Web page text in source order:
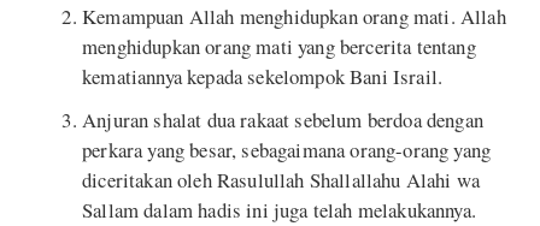
Kemampuan Allah menghidupkan orang mati. Allah
menghidupkan orang mati yang bercerita tentang
kematiannya kepada sekelompok Bani Israil.
Anjuran shalat dua rakaat sebelum berdoa dengan
perkara yang besar, sebagaimana orang-orang yang
diceritakan oleh Rasulullah Shallallahu Alahi wa
Sallam dalam hadis ini juga telah melakukannya.